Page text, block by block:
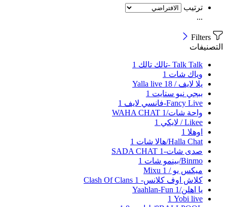
ترتيب
...
التصنيفات
Talk Talk -تالك تالك
1
وياك شات 1
يلا لايف / Yalla live 18
ببجي نيو ستايت 1
Fancy Live-فانسي لايف
1
واحة شات/WAHA CHAT1
Likee / لايكي
1
اوهلا 1
Halla Chat/هالا شات
1
صدى شات-SADA CHAT1
Binmo/بينمو شات
1
ميكس يو / Mixu 1
كلاش اوف كلانس- Clash Of Clans 1
يا اهلن/Yaahlan-Fun1
Yobi live‏
1